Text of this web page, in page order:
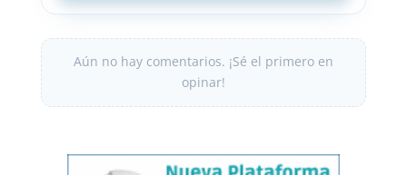
Aún no hay comentarios. ¡Sé el primero en
opinar!